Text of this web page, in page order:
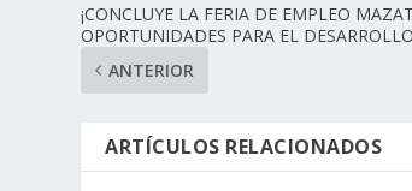
¡CONCLUYE LA FERIA DE EMPLEO
OPORTUNIDADES PARA EL
ANTERIOR
ARTÍCULOS RELACIONADOS